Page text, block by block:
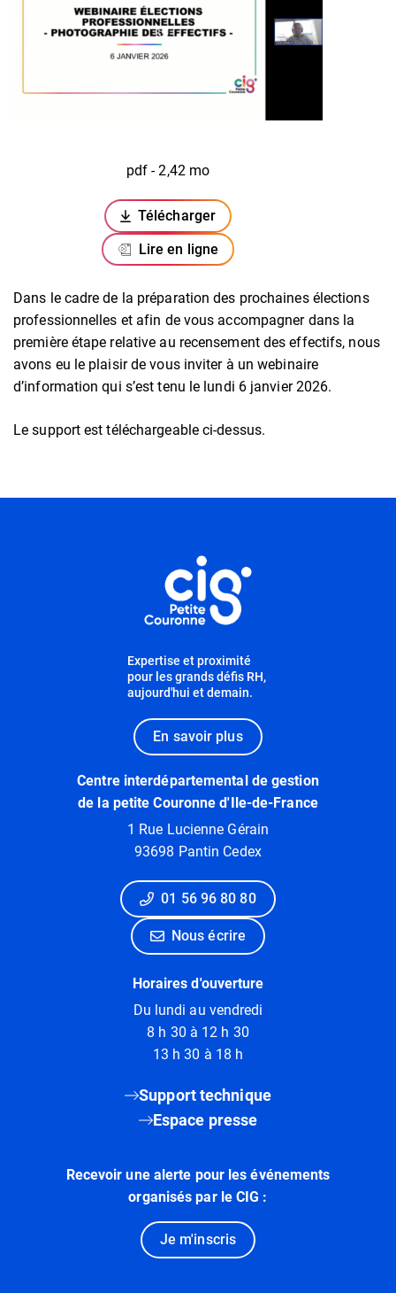
pdf - 2,42 mo
Télécharger
(ouverture dans un nouvel onglet)
Lire en ligne
Dans le cadre de la préparation des prochaines élections
professionnelles et afin de vous accompagner dans la
première étape relative au recensement des effectifs, nous
avons eu le plaisir de vous inviter à un webinaire
d’information qui s’est tenu le lundi 6 janvier 2026.
Le support est téléchargeable ci-dessus.
Expertise et proximité
pour les grands défis RH,
aujourd'hui et demain.
En savoir plus
Centre interdépartemental de gestion
de la petite Couronne d'Ile-de-France
1 Rue Lucienne Gérain
93698 Pantin Cedex
01 56 96 80 80
Nous écrire
Horaires d'ouverture
Du lundi au vendredi
8 h 30 à 12 h 30
13 h 30 à 18 h
Support technique
Espace presse
Recevoir une alerte pour les événements
organisés par le CIG :
Je m'inscris